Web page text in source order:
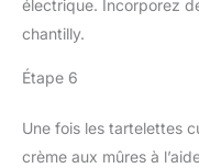
électrique. Incorporez
chantilly.
Étape 6
Une fois les tartelettes
crème aux mûres à